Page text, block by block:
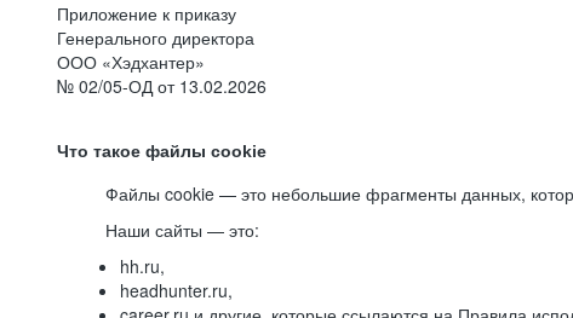
Приложение к приказу
Генерального директора
ООО «Хэдхантер»
№ 02/05-ОД от 13.02.2026
Что такое файлы cookie
Файлы cookie — это небольшие фрагменты данных,
Наши сайты — это:
hh.ru,
headhunter.ru,